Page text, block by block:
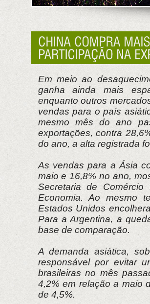
Em meio ao
ganha ainda mais
enquanto outros
vendas para o país
mesmo mês do ano
exportações, contra
do ano, a alta registrada
As vendas para a Ásia
maio e 16,8% no ano,
Secretaria de
Economia. Ao mesmo
Estados Unidos
Para a Argentina, a
base de comparação.
A demanda asiática,
responsável por evitar
brasileiras no mês
4,2% em relação a maio
de 4,5%.